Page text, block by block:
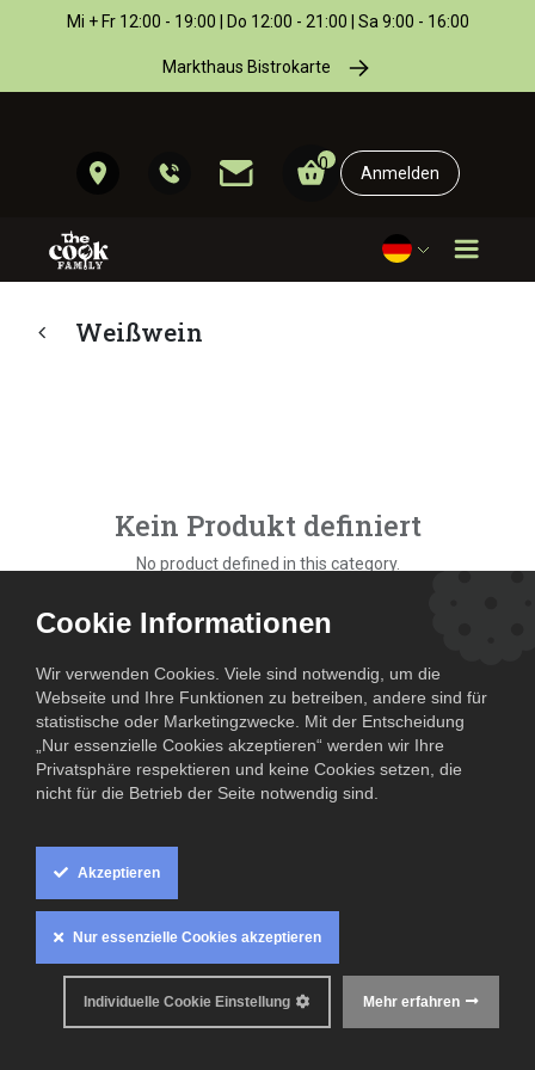
Mi + Fr 12:00 - 19:00 | Do 12:00 - 21:00 | Sa 9:00 - 16:00
Markthaus Bistrokarte
0 Anmelden
Weißwein
Kein Produkt definiert
No product defined in this category.
Cookie Informationen
Wir verwenden Cookies. Viele sind notwendig, um die
Webseite und Ihre Funktionen zu betreiben, andere sind für
statistische oder Marketingzwecke. Mit der Entscheidung
„Nur essenzielle Cookies akzeptieren“ werden wir Ihre
Privatsphäre respektieren und keine Cookies setzen, die
nicht für die Betrieb der Seite notwendig sind.
Akzeptieren
Nur essenzielle Cookies akzeptieren
Mehr erfahren
Individuelle Cookie Einstellung